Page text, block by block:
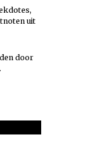
uit
door